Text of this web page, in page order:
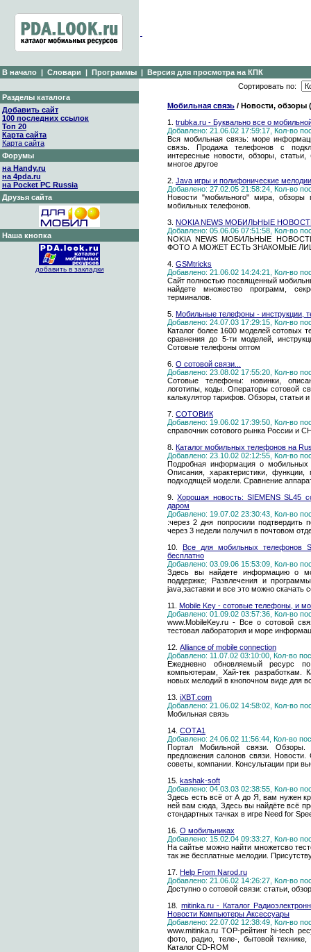
В начало | Словари | Программы | Версия для просмотра на КПК
Разделы каталога
Добавить сайт
100 последних ссылок
Топ 20
Карта сайта
Карта сайта
Форумы
на Handy.ru
на 4pda.ru
на Pocket PC Russia
Друзья сайта
Наша кнопка
добавить в закладки
Сортировать по:
Мобильная связь / Новости, обзоры
1. trubka.ru - Буквально все о
Добавлено: 21.06.02 17:59:17, Кол-во
Вся мобильная связь: море
связь. Продажа телефонов с
интересные новости, обзоры,
многое другое
2. Java игры и полифонические
Добавлено: 27.02.05 21:58:24, Кол-во
Новости "мобильного" мира,
мобильных телефонов.
3. NOKIA NEWS МОБИЛЬНЫЕ
Добавлено: 05.06.06 07:51:58, Кол-во
NOKIA NEWS МОБИЛЬНЫЕ
ФОТО А МОЖЕТ ЕСТЬ ЗНАКОМЫЕ
4. GSMtricks
Добавлено: 21.06.02 14:24:21, Кол-во
Сайт полностью посвященный
найдете множество программ,
терминалов.
5. Мобильные телефоны - инструкции,
Добавлено: 24.07.03 17:29:15, Кол-во
Каталог более 1600 моделей сотовых
сравнения до 5-ти моделей,
Сотовые телефоны оптом
6. О сотовой связи...
Добавлено: 23.08.02 17:55:20, Кол-во
Сотовые телефоны: новинки,
логотипы, коды. Операторы сотовой
калькулятор тарифов. Обзоры, статьи
7. СОТОВИК
Добавлено: 19.06.02 17:39:50, Кол-во
справочник сотового рынка России и
8. Каталог мобильных телефонов на
Добавлено: 23.10.02 02:12:55, Кол-во
Подробная информация о мобильных
Описания, характеристики,
подходящей модели. Сравнение
9.Хорошая новость: SIEMENS SL45
даром
Добавлено: 19.07.02 23:30:43, Кол-во
:через 2 дня попросили подтвердить
через 3 недели получил в почтовом
10. Все для мобильных телефонов
бесплатно
Добавлено: 03.09.06 15:53:09, Кол-во
Здесь вы найдете информацию о
поддержке; Развлечения и
java,заставки и все это можно скачать
11. Mobile Key - сотовые телефоны, и
Добавлено: 01.09.02 03:57:36, Кол-во
www.MobileKey.ru - Все о сотовой
тестовая лаборатория и море
12. Alliance of mobile connection
Добавлено: 11.07.02 03:10:00, Кол-во
Ежедневно обновляемый ресурс
компьютерам, Хай-тек разработкам.
новых мелодий в кнопочном виде для
13. iXBT.com
Добавлено: 21.06.02 14:58:02, Кол-во
Мобильная связь
14. СОТА1
Добавлено: 24.06.02 11:56:44, Кол-во
Портал Мобильной связи.
предложения салонов связи.
советы, компании. Консультации при
15. kashak-soft
Добавлено: 04.03.03 02:38:55, Кол-во
Здесь есть всё от А до Я, вам нужен
ней вам сюда, Здесь вы найдёте всё
стондартных тачках в игре Need for
16. О мобильниках
Добавлено: 15.02.04 09:33:27, Кол-во
На сайтье можно найти множетсво
так же бесплатные мелодии.
17. Help From Narod.ru
Добавлено: 21.06.02 14:26:27, Кол-во
Доступно о сотовой связи: статьи,
18. mitinka.ru - Каталог
Новости Компьютеры Аксессуары
Добавлено: 22.07.02 12:38:49, Кол-во
www.mitinka.ru ТОР-рейтинг hi-tech
фото, радио, теле-, бытовой
Каталог CD-ROM